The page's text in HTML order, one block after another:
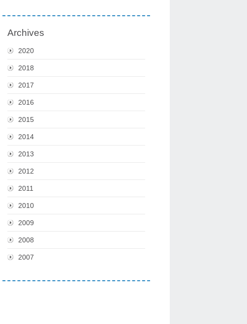
Archives
2020
2018
2017
2016
2015
2014
2013
2012
2011
2010
2009
2008
2007